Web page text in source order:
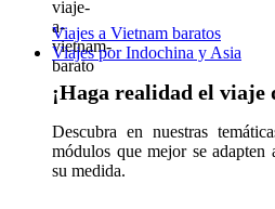
Viajes a Vietnam baratos
Viajes por Indochina y Asia
¡Haga realidad el viaje
Descubra en nuestras
módulos que mejor se
su medida.